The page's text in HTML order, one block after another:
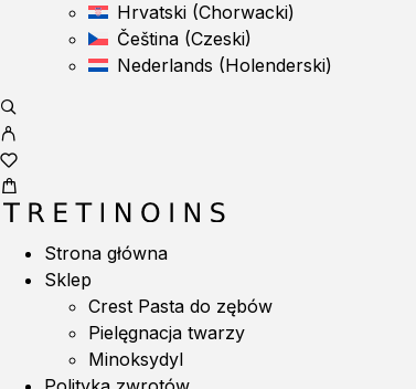
Hrvatski (Chorwacki)
Čeština (Czeski)
Nederlands (Holenderski)
Strona główna
Sklep
Crest Pasta do zębów
Pielęgnacja twarzy
Minoksydyl